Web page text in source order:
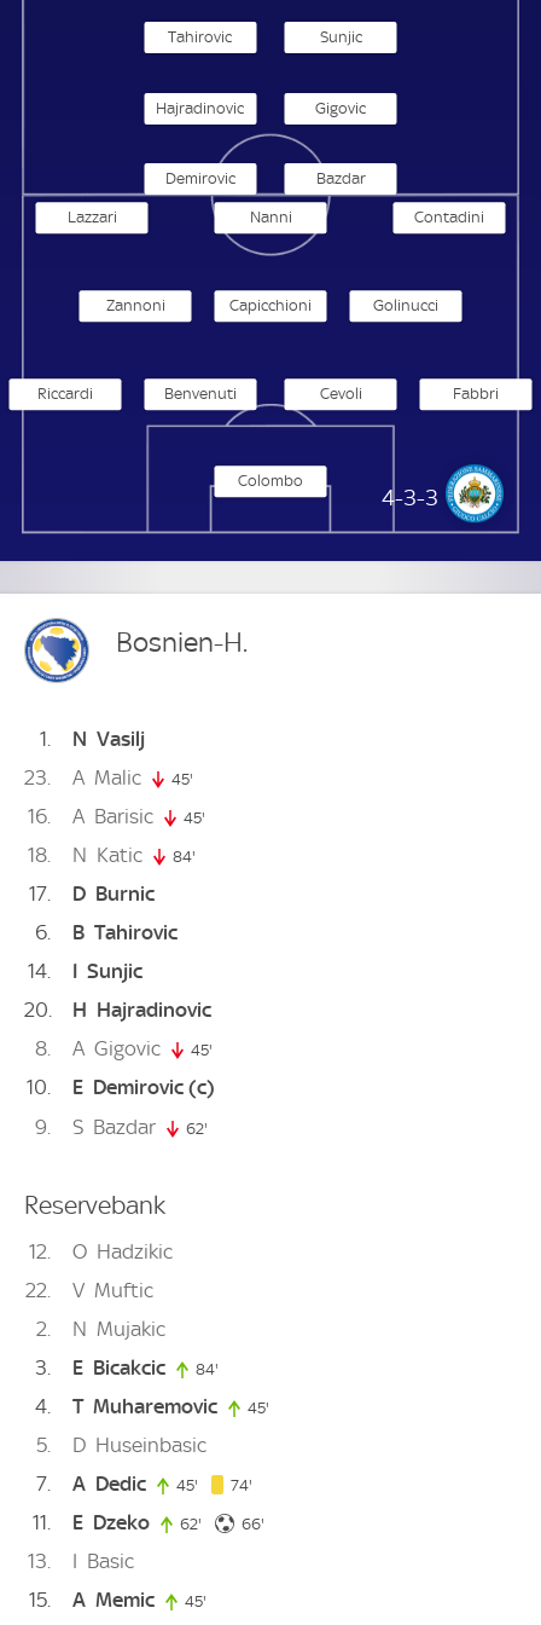
Tahirovic Sunjic
Hajradinovic Gigovic
Demirovic Bazdar
San Marino
4-3-3
Colombo
Fabbri
Cevoli
Benvenuti
Riccardi
Golinucci
Capicchioni
Zannoni
Contadini
Nanni
Lazzari
Bosnien-H.
1 N Vasilj
23
A Malic 45'
16 A Barisic 45'
18 N Katic 84'
17 D Burnic
6
B Tahirovic
14
I Sunjic
20
H Hajradinovic
8
A Gigovic 45'
10 E Demirovic (c)
9
S Bazdar 62'
Reservebank
12 O Hadzikic
22
V Muftic
2
N Mujakic
3
E Bicakcic 84'
4 T Muharemovic 45'
5 D Huseinbasic
7
A Dedic 45' 45. minute
74'
11 E Dzeko 62' 62. minute
66'
13 I Basic
15
A Memic 45'